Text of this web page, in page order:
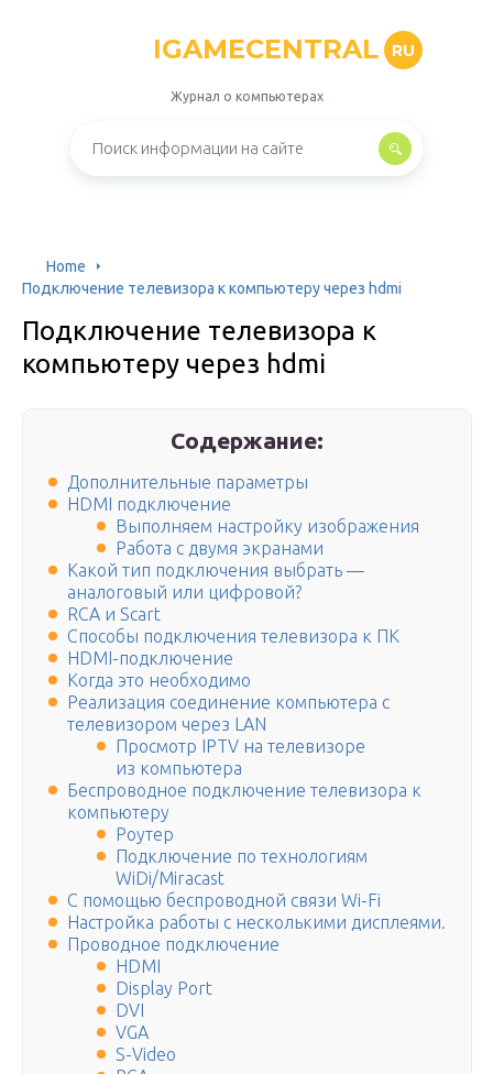
IGAMECENTRAL RU
Журнал о компьютерах
Home
Подключение телевизора к компьютеру через hdmi
Подключение телевизора к
компьютеру через hdmi
Содержание:
Дополнительные параметры
HDMI подключение
Выполняем настройку изображения
Работа с двумя экранами
Какой тип подключения выбрать —
аналоговый или цифровой?
RCA и Scart
Способы подключения телевизора к ПК
HDMI-подключение
Когда это необходимо
Реализация соединение компьютера с
телевизором через LAN
Просмотр IPTV на телевизоре
из компьютера
Беспроводное подключение телевизора к
компьютеру
Роутер
Подключение по технологиям
WiDi/Miracast
С помощью беспроводной связи Wi-Fi
Настройка работы с несколькими дисплеями.
Проводное подключение
HDMI
Display Port
DVI
VGA
S-Video